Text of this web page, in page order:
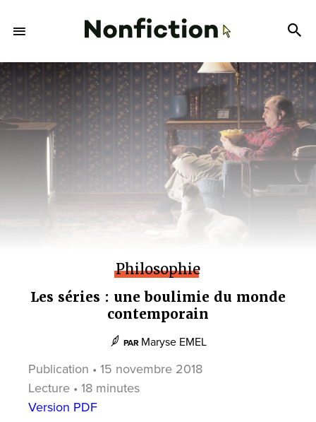
Philosophie
Les séries : une boulimie du monde
contemporain
PAR Maryse EMEL
Publication • 15 novembre 2018
Lecture • 18 minutes
Version PDF